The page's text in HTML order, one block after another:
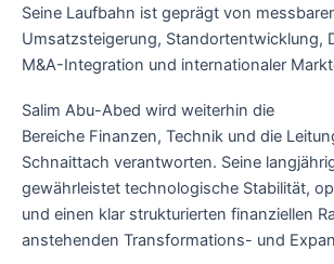
Seine Laufbahn ist geprägt von
Umsatzsteigerung, Standortentwicklung,
M&A-Integration und internationaler
Salim Abu-Abed wird weiterhin die
Bereiche Finanzen, Technik und die
Schnaittach verantworten. Seine
gewährleistet technologische Stabilität,
und einen klar strukturierten finanziellen
anstehenden Transformations- und